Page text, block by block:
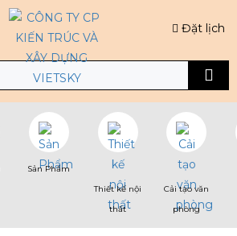
Đặt lịch
Sản Phẩm
Thiết kế nội
thất
Cải tạo văn
phòng